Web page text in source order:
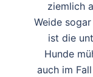
ziemlich
Weide
ist die
Hunde
auch im